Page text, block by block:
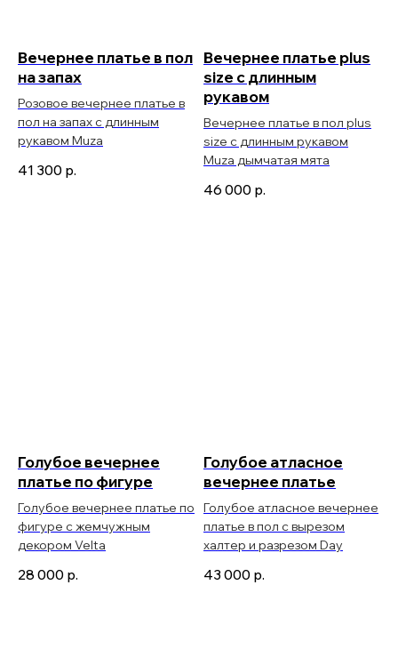
Вечернее платье в пол
на запах
Розовое вечернее платье в
пол на запах с длинным
рукавом Muza
41 300 р.
Вечернее платье plus
size с длинным
рукавом
Вечернее платье в пол plus
size с длинным рукавом
Muza дымчатая мята
46 000 р.
Голубое вечернее
платье по фигуре
Голубое вечернее платье по
фигуре с жемчужным
декором Velta
28 000 р.
Голубое атласное
вечернее платье
Голубое атласное вечернее
платье в пол с вырезом
халтер и разрезом Day
43 000 р.